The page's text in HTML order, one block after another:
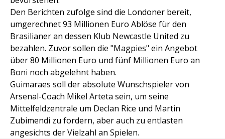
Den Berichten zufolge sind die Londoner bereit,
umgerechnet 93 Millionen Euro Ablöse für den
Brasilianer an dessen Klub Newcastle United zu
bezahlen. Zuvor sollen die "Magpies" ein Angebot
über 80 Millionen Euro und fünf Millionen Euro an
Boni noch abgelehnt haben.
Guimaraes soll der absolute Wunschspieler von
Arsenal-Coach Mikel Arteta sein, um seine
Mittelfeldzentrale um Declan Rice und Martin
Zubimendi zu fordern, aber auch zu entlasten
angesichts der Vielzahl an Spielen.